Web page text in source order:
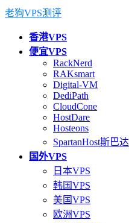
老狗VPS测评
香港VPS
便宜VPS
RackNerd
RAKsmart
Digital-VM
DediPath
CloudCone
HostDare
Hosteons
SpartanHost斯巴达
国外VPS
日本VPS
韩国VPS
美国VPS
欧洲VPS